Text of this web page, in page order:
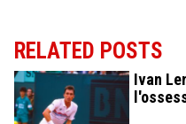
RELATED POSTS
Ivan